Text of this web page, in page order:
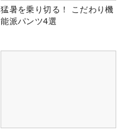
猛暑を乗り切る！ こだわり機
能派パンツ4選